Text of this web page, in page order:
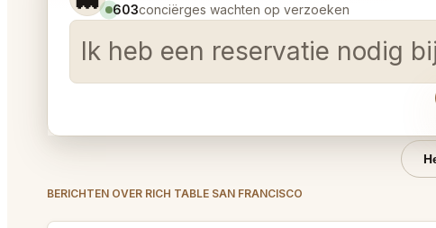
603conciërges wachten op verzoeken
Ik heb een reservatie nodig
BERICHTEN OVER RICH TABLE SAN FRANCISCO